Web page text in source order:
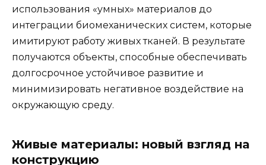
использования «умных» материалов до
интеграции биомеханических систем, которые
имитируют работу живых тканей. В результате
получаются объекты, способные обеспечивать
долгосрочное устойчивое развитие и
минимизировать негативное воздействие на
окружающую среду.
Живые материалы: новый взгляд на
конструкцию